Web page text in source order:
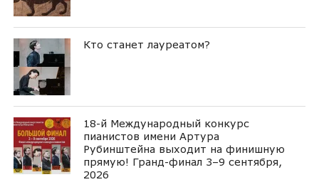
Кто станет лауреатом?
18-й Международный конкурс
пианистов имени Артура
Рубинштейна выходит на финишную
прямую! Гранд-финал 3–9 сентября,
2026